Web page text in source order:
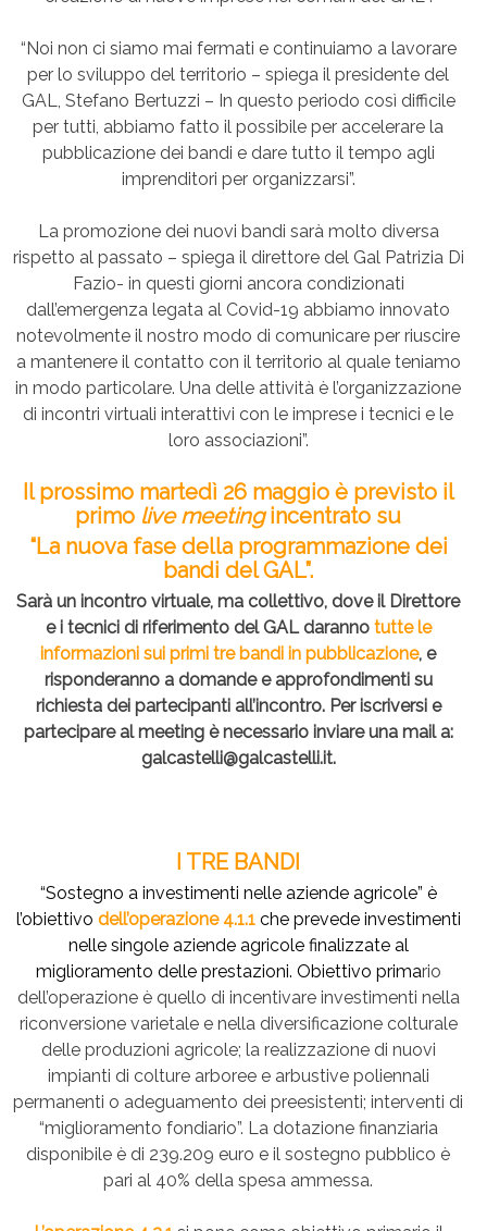
“Noi non ci siamo mai fermati e continuiamo a lavorare
per lo sviluppo del territorio – spiega il presidente del
GAL, Stefano Bertuzzi – In questo periodo così difficile
per tutti, abbiamo fatto il possibile per accelerare la
pubblicazione dei bandi e dare tutto il tempo agli
imprenditori per organizzarsi”.
La promozione dei nuovi bandi sarà molto diversa
rispetto al passato – spiega il direttore del Gal Patrizia Di
Fazio- in questi giorni ancora condizionati
dall’emergenza legata al Covid-19 abbiamo innovato
notevolmente il nostro modo di comunicare per riuscire
a mantenere il contatto con il territorio al quale teniamo
in modo particolare. Una delle attività è l’organizzazione
di incontri virtuali interattivi con le imprese i tecnici e le
loro associazioni”.
Il prossimo martedì 26 maggio è previsto il
primo live meetingincentrato su
“La nuova fase della programmazione dei
bandi del GAL”.
Sarà un incontro virtuale, ma collettivo, dove il Direttore
e i tecnici di riferimento del GAL daranno tutte le
informazioni sui primi tre bandi in pubblicazione, e
risponderanno a domande e approfondimenti su
richiesta dei partecipanti all’incontro. Per iscriversi e
partecipare al meeting è necessario inviare una mail a:
galcastelli@galcastelli.it.
I TRE BANDI
“Sostegno a investimenti nelle aziende agricole” è
l’obiettivo dell’operazione 4.1.1 che prevede investimenti
nelle singole aziende agricole finalizzate al
miglioramento delle prestazioni. Obiettivo primario
dell’operazione è quello di incentivare investimenti nella
riconversione varietale e nella diversificazione colturale
delle produzioni agricole; la realizzazione di nuovi
impianti di colture arboree e arbustive poliennali
permanenti o adeguamento dei preesistenti; interventi di
“miglioramento fondiario”. La dotazione finanziaria
disponibile è di 239.209 euro e il sostegno pubblico è
pari al 40% della spesa ammessa.